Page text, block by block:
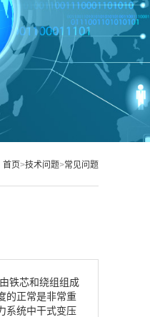
首页>技术问题>常见问题
铁芯和绕组组成
的正常是非常重
系统中干式变压